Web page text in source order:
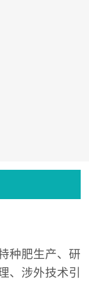
种肥生产、研
、涉外技术引